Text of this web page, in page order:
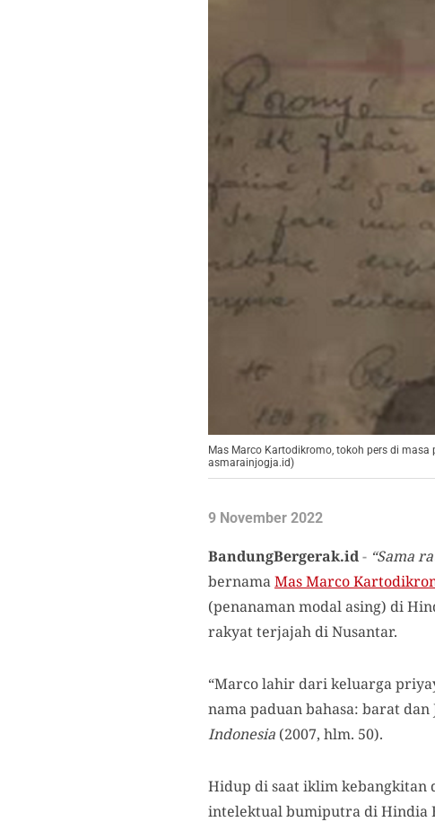
Mas Marco Kartodikromo, tokoh pers di
asmarainjogja.id)
9 November 2022
BandungBergerak.id- “Sama
bernamaMas Marco
(penanaman modal asing) di
rakyat terjajah di Nusantar.
“Marco lahir dari keluarga
nama paduan bahasa: barat
Indonesia (2007, hlm. 50).
Hidup di saat iklim kebangkitan
intelektual bumiputra di Hindia